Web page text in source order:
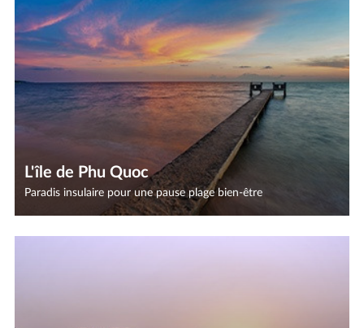
L'île de Phu Quoc
Paradis insulaire pour une pause plage bien-être